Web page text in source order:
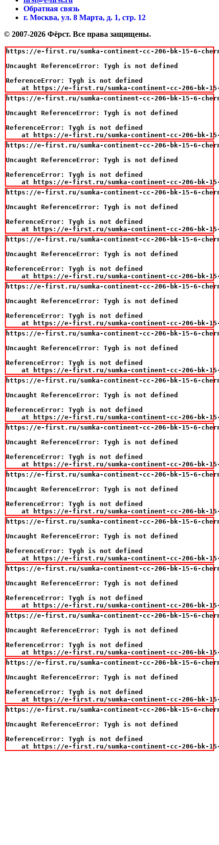
Обратная связь
г. Москва, ул. 8 Марта, д. 1, стр. 12
© 2007-2026 Фёрст. Все права защищены.
https://e-first.ru/sumka-continent-cc-206-bk-15-6-
Uncaught ReferenceError: Tygh is not defined
ReferenceError: Tygh is not defined
at https://e-first.ru/sumka-continent-cc-206-bk-
https://e-first.ru/sumka-continent-cc-206-bk-15-6-
Uncaught ReferenceError: Tygh is not defined
ReferenceError: Tygh is not defined
at https://e-first.ru/sumka-continent-cc-206-bk-
https://e-first.ru/sumka-continent-cc-206-bk-15-6-
Uncaught ReferenceError: Tygh is not defined
ReferenceError: Tygh is not defined
at https://e-first.ru/sumka-continent-cc-206-bk-
https://e-first.ru/sumka-continent-cc-206-bk-15-6-
Uncaught ReferenceError: Tygh is not defined
ReferenceError: Tygh is not defined
at https://e-first.ru/sumka-continent-cc-206-bk-
https://e-first.ru/sumka-continent-cc-206-bk-15-6-
Uncaught ReferenceError: Tygh is not defined
ReferenceError: Tygh is not defined
at https://e-first.ru/sumka-continent-cc-206-bk-
https://e-first.ru/sumka-continent-cc-206-bk-15-6-
Uncaught ReferenceError: Tygh is not defined
ReferenceError: Tygh is not defined
at https://e-first.ru/sumka-continent-cc-206-bk-
https://e-first.ru/sumka-continent-cc-206-bk-15-6-
Uncaught ReferenceError: Tygh is not defined
ReferenceError: Tygh is not defined
at https://e-first.ru/sumka-continent-cc-206-bk-
https://e-first.ru/sumka-continent-cc-206-bk-15-6-
Uncaught ReferenceError: Tygh is not defined
ReferenceError: Tygh is not defined
at https://e-first.ru/sumka-continent-cc-206-bk-
https://e-first.ru/sumka-continent-cc-206-bk-15-6-
Uncaught ReferenceError: Tygh is not defined
ReferenceError: Tygh is not defined
at https://e-first.ru/sumka-continent-cc-206-bk-
https://e-first.ru/sumka-continent-cc-206-bk-15-6-
Uncaught ReferenceError: Tygh is not defined
ReferenceError: Tygh is not defined
at https://e-first.ru/sumka-continent-cc-206-bk-
https://e-first.ru/sumka-continent-cc-206-bk-15-6-
Uncaught ReferenceError: Tygh is not defined
ReferenceError: Tygh is not defined
at https://e-first.ru/sumka-continent-cc-206-bk-
https://e-first.ru/sumka-continent-cc-206-bk-15-6-
Uncaught ReferenceError: Tygh is not defined
ReferenceError: Tygh is not defined
at https://e-first.ru/sumka-continent-cc-206-bk-
https://e-first.ru/sumka-continent-cc-206-bk-15-6-
Uncaught ReferenceError: Tygh is not defined
ReferenceError: Tygh is not defined
at https://e-first.ru/sumka-continent-cc-206-bk-
https://e-first.ru/sumka-continent-cc-206-bk-15-6-
Uncaught ReferenceError: Tygh is not defined
ReferenceError: Tygh is not defined
at https://e-first.ru/sumka-continent-cc-206-bk-
https://e-first.ru/sumka-continent-cc-206-bk-15-6-
Uncaught ReferenceError: Tygh is not defined
ReferenceError: Tygh is not defined
at https://e-first.ru/sumka-continent-cc-206-bk-